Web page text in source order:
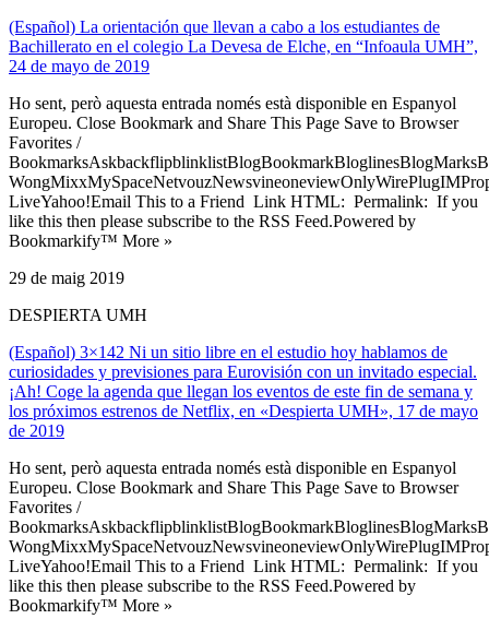
(Español) La orientación que llevan a cabo a los estudiantes de
Bachillerato en el colegio La Devesa de Elche, en “Infoaula UMH”,
24 de mayo de 2019
Ho sent, però aquesta entrada només està disponible en Espanyol
Europeu. Close Bookmark and Share This Page Save to Browser
Favorites /
LiveYahoo!Email This to a Friend Link HTML: Permalink: If you
like this then please subscribe to the RSS Feed.Powered by
Bookmarkify™ More »
29 de maig 2019
DESPIERTA UMH
(Español) 3×142 Ni un sitio libre en el estudio hoy hablamos de
curiosidades y previsiones para Eurovisión con un invitado especial.
¡Ah! Coge la agenda que llegan los eventos de este fin de semana y
los próximos estrenos de Netflix, en «Despierta UMH», 17 de mayo
de 2019
Ho sent, però aquesta entrada només està disponible en Espanyol
Europeu. Close Bookmark and Share This Page Save to Browser
Favorites /
LiveYahoo!Email This to a Friend Link HTML: Permalink: If you
like this then please subscribe to the RSS Feed.Powered by
Bookmarkify™ More »